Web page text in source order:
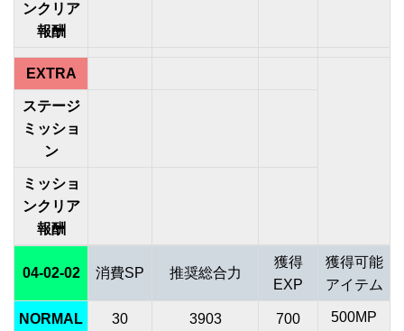
ンクリア
報酬
EXTRA
ステージ
ミッショ
ン
ミッショ
ンクリア
報酬
04-02-02 消費SP 推奨総合力
獲得
EXP
獲得可能
アイテム
NORMAL 30 3903 700
500MP